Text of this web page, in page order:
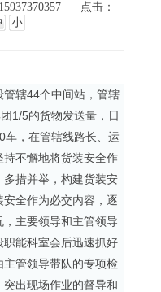
点击：
小
管辖44个中间站，管辖
1/5的货物发送量，日
车，在管辖线路长、运
不懈地将货装安全作
措并举，构建货装安
全作为必交内容，逐
主要领导和主管领导
能科室会后迅速抓好
管领导带队的专项检
出现场作业的督导和